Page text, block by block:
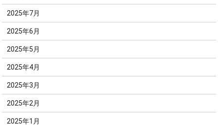
2025年7月
2025年6月
2025年5月
2025年4月
2025年3月
2025年2月
2025年1月